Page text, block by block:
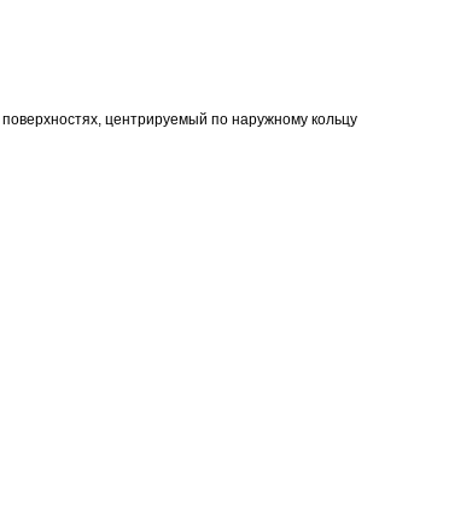
центрируемый по наружному кольцу